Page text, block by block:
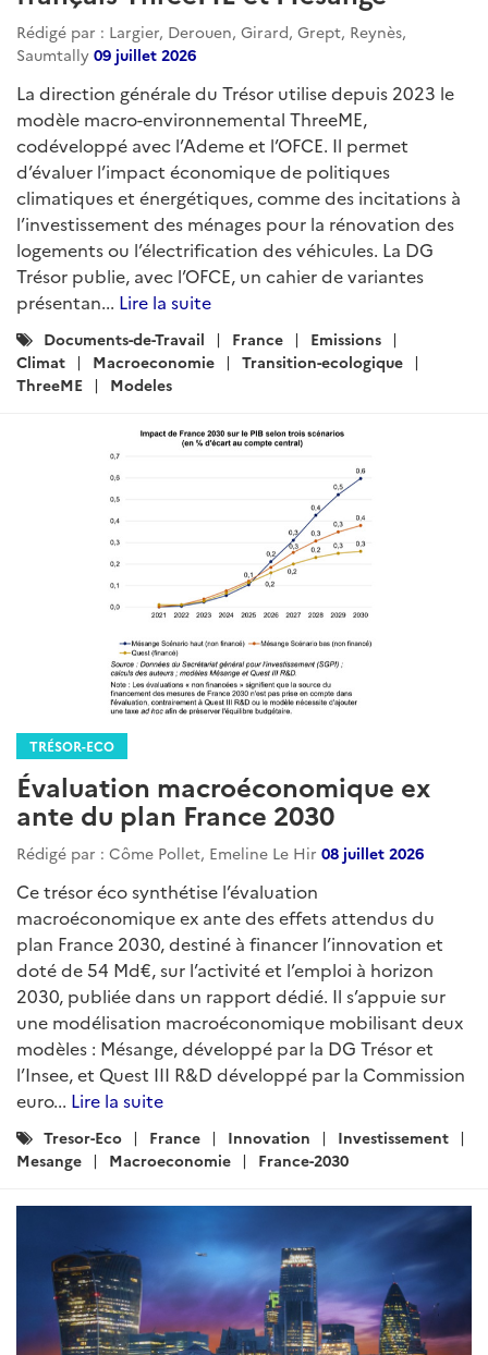
Rédigé par : Largier, Derouen, Girard, Grept, Reynès,
Saumtally 09 juillet 2026
La direction générale du Trésor utilise depuis 2023 le
modèle macro-environnemental ThreeME,
codéveloppé avec l’Ademe et l’OFCE. Il permet
d’évaluer l’impact économique de politiques
climatiques et énergétiques, comme des incitations à
l’investissement des ménages pour la rénovation des
logements ou l’électrification des véhicules. La DG
Trésor publie, avec l’OFCE, un cahier de variantes
présentan... Lire la suite
Catégories
:
Documents-de-Travail France
Emissions
Climat
Macroeconomie
Transition-ecologique
ThreeME
Modeles
TRÉSOR-ECO
Évaluation macroéconomique ex
ante du plan France 2030
Rédigé par : Côme Pollet, Emeline Le Hir 08 juillet 2026
Ce trésor éco synthétise l’évaluation
macroéconomique ex ante des effets attendus du
plan France 2030, destiné à financer l’innovation et
doté de 54 Md€, sur l’activité et l’emploi à horizon
2030, publiée dans un rapport dédié. Il s’appuie sur
une modélisation macroéconomique mobilisant deux
modèles : Mésange, développé par la DG Trésor et
l’Insee, et Quest III R&D développé par la Commission
euro... Lire la suite
Catégories
:
Tresor-Eco France Innovation
Investissement
Mesange
Macroeconomie France-2030